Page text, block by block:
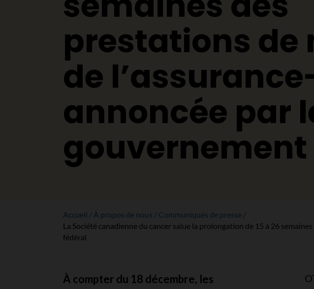
prestations de
de
annoncée par
Accueil À propos de nous
Communiqués de presse
La Société canadienne du cancer salue la prolongation de 15 à 26
fédéral
À compter du 18 décembre, les